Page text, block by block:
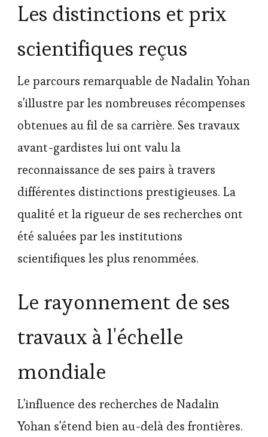
Les distinctions et prix
scientifiques reçus
Le parcours remarquable de Nadalin Yohan
s'illustre par les nombreuses récompenses
obtenues au fil de sa carrière. Ses travaux
avant-gardistes lui ont valu la
reconnaissance de ses pairs à travers
différentes distinctions prestigieuses. La
qualité et la rigueur de ses recherches ont
été saluées par les institutions
scientifiques les plus renommées.
Le rayonnement de ses
travaux à l'échelle
mondiale
L'influence des recherches de Nadalin
Yohan s'étend bien au-delà des frontières.